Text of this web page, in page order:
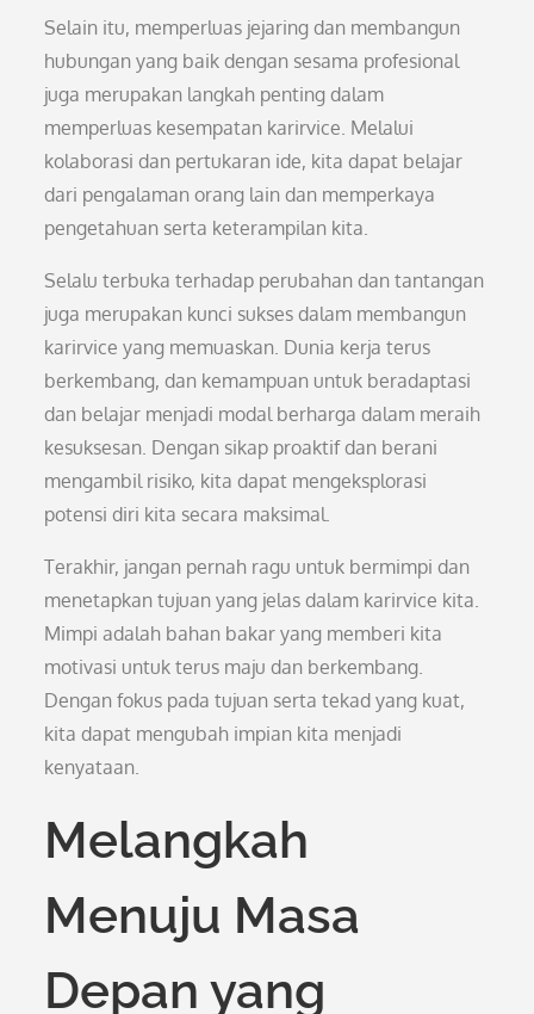
Selain itu, memperluas jejaring dan membangun
hubungan yang baik dengan sesama profesional
juga merupakan langkah penting dalam
memperluas kesempatan karirvice. Melalui
kolaborasi dan pertukaran ide, kita dapat belajar
dari pengalaman orang lain dan memperkaya
pengetahuan serta keterampilan kita.
Selalu terbuka terhadap perubahan dan tantangan
juga merupakan kunci sukses dalam membangun
karirvice yang memuaskan. Dunia kerja terus
berkembang, dan kemampuan untuk beradaptasi
dan belajar menjadi modal berharga dalam meraih
kesuksesan. Dengan sikap proaktif dan berani
mengambil risiko, kita dapat mengeksplorasi
potensi diri kita secara maksimal.
Terakhir, jangan pernah ragu untuk bermimpi dan
menetapkan tujuan yang jelas dalam karirvice kita.
Mimpi adalah bahan bakar yang memberi kita
motivasi untuk terus maju dan berkembang.
Dengan fokus pada tujuan serta tekad yang kuat,
kita dapat mengubah impian kita menjadi
kenyataan.
Melangkah
Menuju Masa
Depan yang